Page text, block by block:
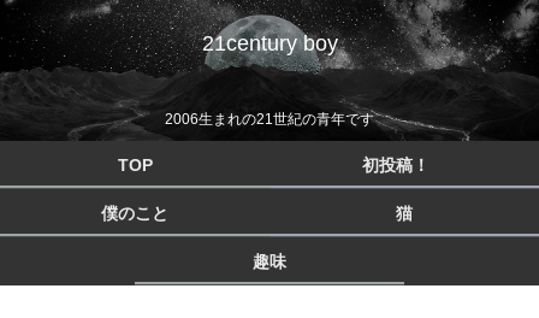
21century boy
2006生まれの21世紀の青年です
TOP 初投稿！
僕のこと 猫
趣味